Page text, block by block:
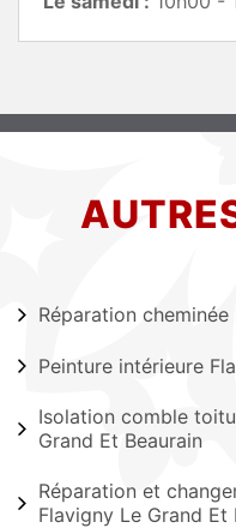
Réparation
Peinture intérieure
Isolation comble
Grand Et Beaurain
Réparation et
Flavigny Le Grand Et